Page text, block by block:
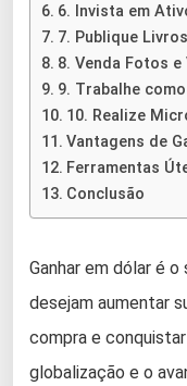
6. Invista em
7. Publique
8. Venda Fotos
9. Trabalhe
10. Realize
Vantagens de
Ferramentas
Conclusão
Ganhar em dólar é
desejam aumentar
compra e
globalização e o